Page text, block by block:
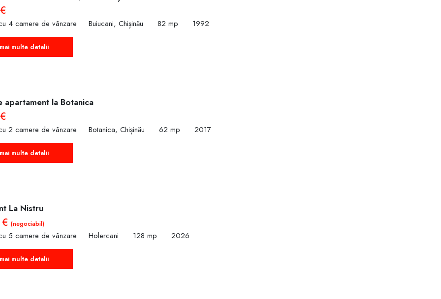
4 camere de vânzare Buiucani, Chișinău 82 mp 1992
multe detalii
apartament la Botanica
2 camere de vânzare Botanica, Chișinău 62 mp 2017
multe detalii
La Nistru
(negociabil)
5 camere de vânzare Holercani 128 mp 2026
multe detalii